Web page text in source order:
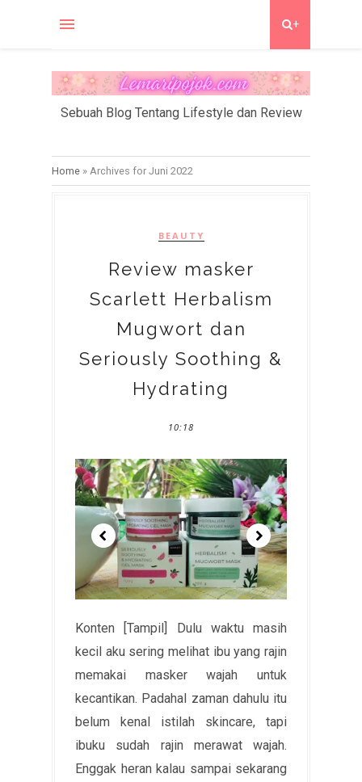
+
Sebuah Blog Tentang Lifestyle dan Review
Home » Archives for Juni 2022
BEAUTY
Review masker
Scarlett Herbalism
Mugwort dan
Seriously Soothing &
Hydrating
10:18
Konten [Tampil] Dulu waktu masih
kecil aku sering melihat ibu yang rajin
memakai masker wajah untuk
kecantikan. Padahal zaman dahulu itu
belum kenal istilah skincare, tapi
ibuku sudah rajin merawat wajah.
Enggak heran kalau sampai sekarang